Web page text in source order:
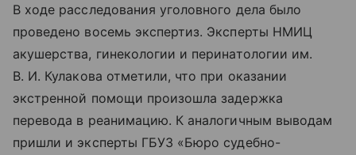
В ходе расследования уголовного дела было
проведено восемь экспертиз. Эксперты НМИЦ
акушерства, гинекологии и перинатологии им.
В. И. Кулакова отметили, что при оказании
экстренной помощи произошла задержка
перевода в реанимацию. К аналогичным выводам
пришли и эксперты ГБУЗ «Бюро судебно-